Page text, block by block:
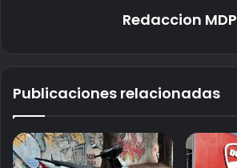
Redaccion MDP
Publicaciones relacionadas